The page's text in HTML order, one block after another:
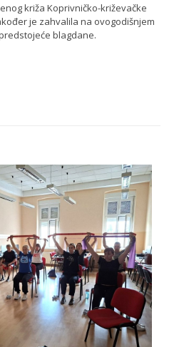
križa Koprivničko-križevačke
je zahvalila na ovogodišnjem
blagdane.